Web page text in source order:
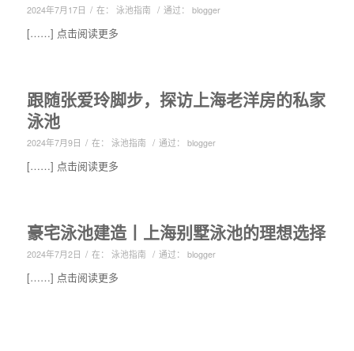
2024年7月17日 / 在： 泳池指南 / 通过： blogger
[……] 点击阅读更多
跟随张爱玲脚步，探访上海老洋房的私家
泳池
2024年7月9日 / 在： 泳池指南 / 通过： blogger
[……] 点击阅读更多
豪宅泳池建造丨上海别墅泳池的理想选择
2024年7月2日 / 在： 泳池指南 / 通过： blogger
[……] 点击阅读更多